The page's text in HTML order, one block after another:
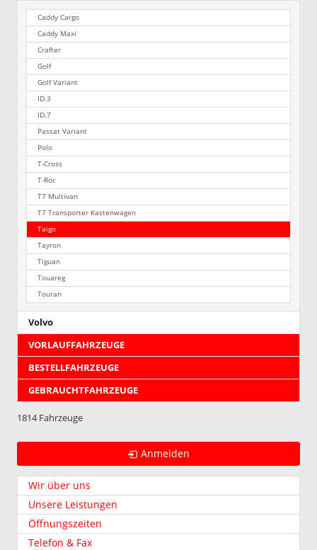
Caddy Cargo
Caddy Maxi
Crafter
Golf
Golf Variant
ID.3
ID.7
Passat Variant
Polo
T-Cross
T-Roc
T7 Multivan
T7 Transporter Kastenwagen
Taigo
Tayron
Tiguan
Touareg
Touran
Volvo
VORLAUFFAHRZEUGE
BESTELLFAHRZEUGE
GEBRAUCHTFAHRZEUGE
1814 Fahrzeuge
Anmelden
Wir über uns
Unsere Leistungen
Öffnungszeiten
Telefon & Fax